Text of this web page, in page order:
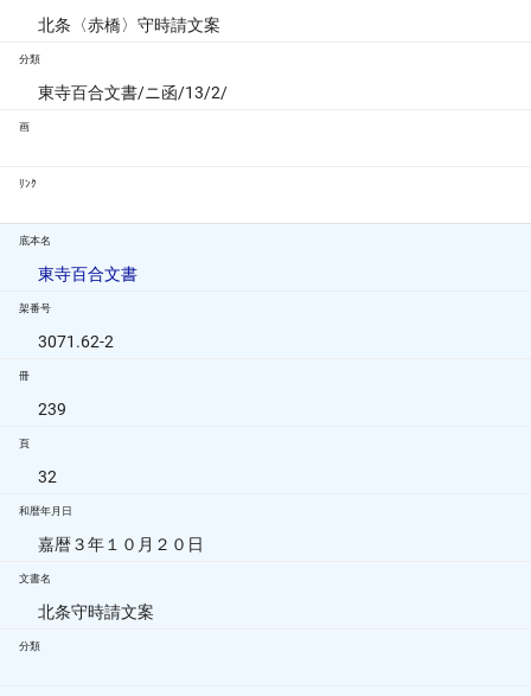
北条〈赤橋〉守時請文案
分類
東寺百合文書/ニ函/13/2/
画
ﾘﾝｸ
底本名
東寺百合文書
架番号
3071.62-2
冊
239
頁
32
和暦年月日
嘉暦３年１０月２０日
文書名
北条守時請文案
分類